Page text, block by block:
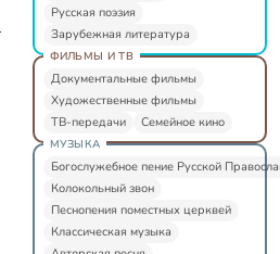
Русская поэзия
Зарубежная литература
ФИЛЬМЫ И ТВ
Документальные фильмы
Художественные фильмы
ТВ-передачи
Семейное кино
МУЗЫКА
Богослужебное пение Русской
Колокольный звон
Песнопения поместных церквей
Классическая музыка